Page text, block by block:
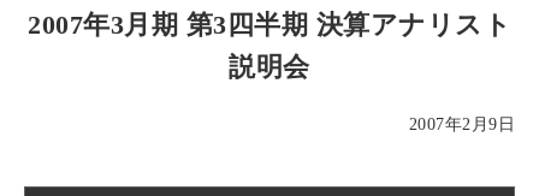
2007年3月期 第3四半期 決算アナリスト
説明会
2007年2月9日